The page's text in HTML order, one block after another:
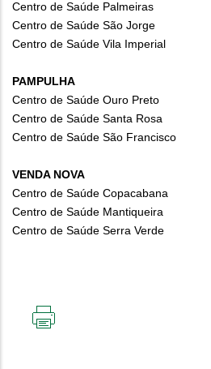
Centro de Saúde Palmeiras
Centro de Saúde São Jorge
Centro de Saúde Vila Imperial
PAMPULHA
Centro de Saúde Ouro Preto
Centro de Saúde Santa Rosa
Centro de Saúde São Francisco
VENDA NOVA
Centro de Saúde Copacabana
Centro de Saúde Mantiqueira
Centro de Saúde Serra Verde